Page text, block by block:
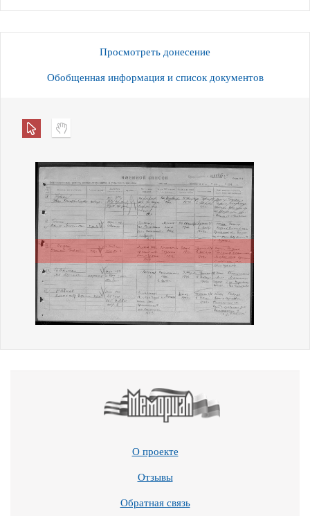
Просмотреть донесение
Обобщенная информация и список документов
О проекте
Отзывы
Обратная связь